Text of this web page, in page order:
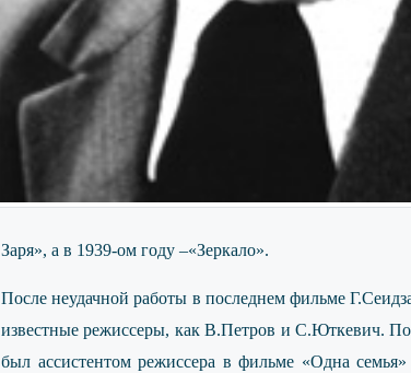
Заря», а в 1939-ом году –«Зеркало».
После неудачной работы в последнем фильме
известные режиссеры, как В.Петров и С.Юткевич.
был ассистентом режиссера в фильме «Одна